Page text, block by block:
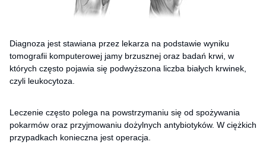
Diagnoza jest stawiana przez lekarza na podstawie wyniku
tomografii komputerowej jamy brzusznej oraz badań krwi, w
których często pojawia się podwyższona liczba białych krwinek,
czyli leukocytoza.
Leczenie często polega na powstrzymaniu się od spożywania
pokarmów oraz przyjmowaniu dożylnych antybiotyków. W ciężkich
przypadkach konieczna jest operacja.